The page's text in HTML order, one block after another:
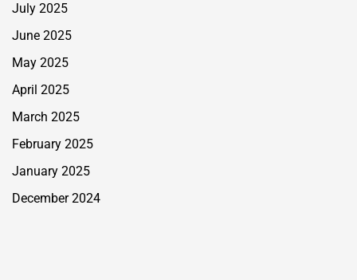
July 2025
June 2025
May 2025
April 2025
March 2025
February 2025
January 2025
December 2024